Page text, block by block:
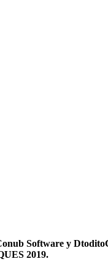
Software y
2019.